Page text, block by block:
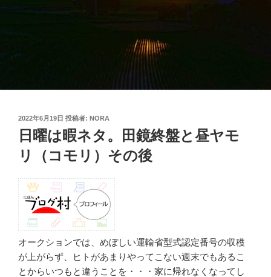
投
稿
日:
2022年6月19日 投稿者: NORA
日曜は暇ネタ。田鏡終盤と昼ヤモ
リ（コモリ）その後
オークションでは、めぼしい運輸省型式認定番号の収穫
が上がらず、ヒトがあまりやってこない週末でもあるこ
とからいつもと違うことを・・・家に帰れなくなってし